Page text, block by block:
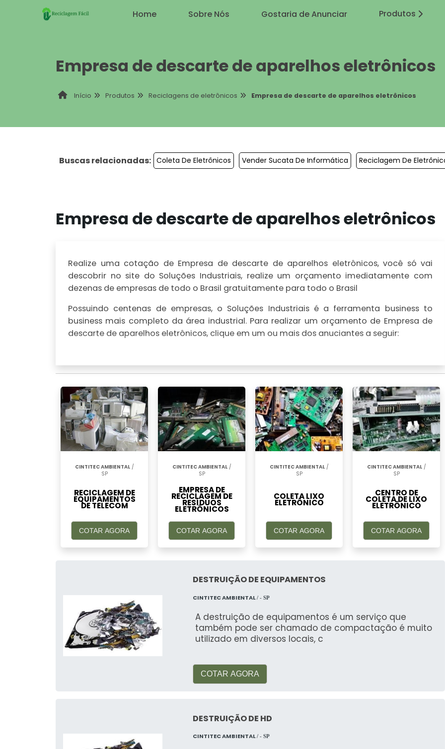
Home Sobre Nós Gostaria de Anunciar Produtos
Empresa de descarte de aparelhos eletrônicos
Início Produtos Reciclagens de eletrônicos Empresa de descarte de aparelhos eletrônicos
Buscas relacionadas: Coleta De Eletrônicos Vender Sucata De Informática Reciclagem De
Empresa de descarte de aparelhos eletrônicos
Realize uma cotação de Empresa de descarte de aparelhos eletrônicos, você só vai
descobrir no site do Soluções Industriais, realize um orçamento imediatamente com
dezenas de empresas de todo o Brasil gratuitamente para todo o Brasil
Possuindo centenas de empresas, o Soluções Industriais é a ferramenta business to
business mais completo da área industrial. Para realizar um orçamento de Empresa de
descarte de aparelhos eletrônicos, clique em um ou mais dos anuciantes a seguir:
CINTITEC AMBIENTAL/
SP
RECICLAGEM DE
EQUIPAMENTOS
DE TELECOM
COTAR AGORA
CINTITEC AMBIENTAL/
SP
EMPRESA DE
RECICLAGEM DE
RESÍDUOS
ELETRÔNICOS
COTAR AGORA
CINTITEC AMBIENTAL/
SP
COLETA LIXO
ELETRÔNICO
COTAR AGORA
CINTITEC AMBIENTAL/
SP
CENTRO DE
COLETA DE LIXO
ELETRÔNICO
COTAR AGORA
DESTRUIÇÃO DE EQUIPAMENTOS
CINTITEC AMBIENTAL/ - SP
A destruição de equipamentos é um serviço que
também pode ser chamado de compactação é muito
utilizado em diversos locais, c
COTAR AGORA
DESTRUIÇÃO DE HD
CINTITEC AMBIENTAL/ - SP